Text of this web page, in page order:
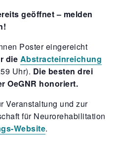
geöffnet – melden
Poster eingereicht
die Abstracteinreichung
Uhr). Die besten drei
OeGNR honoriert.
Veranstaltung und zur
für Neurorehabilitation
Website.